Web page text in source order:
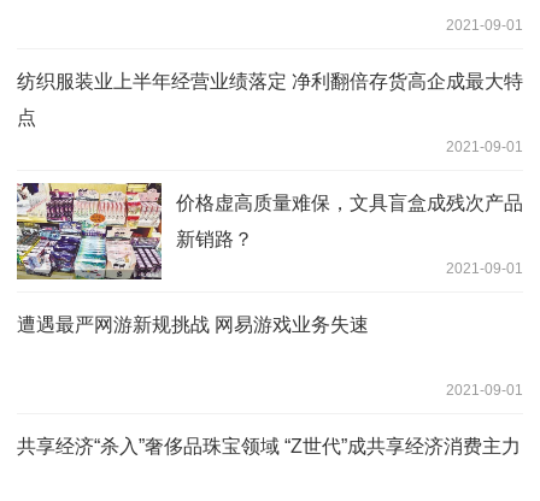
2021-09-01
纺织服装业上半年经营业绩落定 净利翻倍存货高企成最大特
点
2021-09-01
价格虚高质量难保，文具盲盒成残次产品
新销路？
2021-09-01
遭遇最严网游新规挑战 网易游戏业务失速
2021-09-01
共享经济“杀入”奢侈品珠宝领域 “Z世代”成共享经济消费主力